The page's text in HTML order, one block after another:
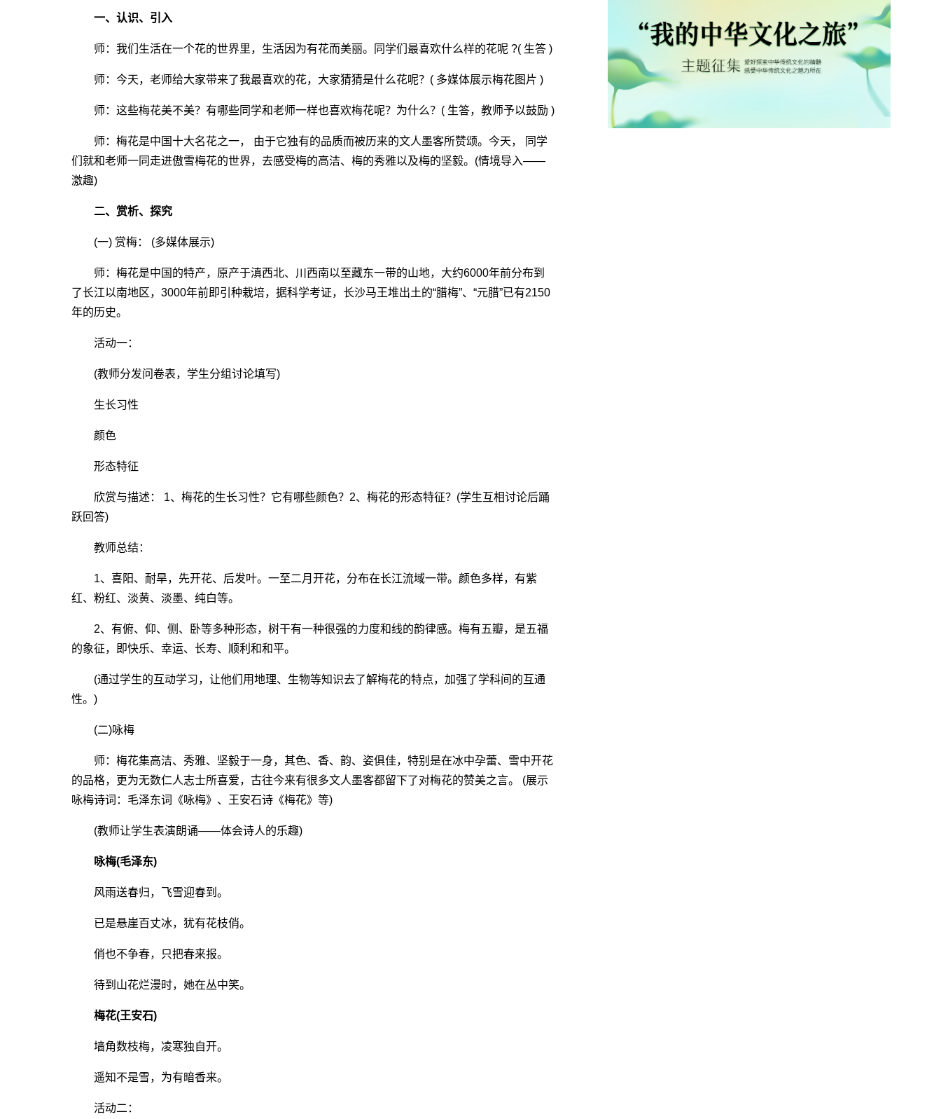
一、认识、引入
师：我们生活在一个花的世界里，生活因为有花而美丽。同学们最喜欢什么样的花呢 ?( 生答 )
师：今天，老师给大家带来了我最喜欢的花，大家猜猜是什么花呢？( 多媒体展示梅花图片 )
师：这些梅花美不美？有哪些同学和老师一样也喜欢梅花呢？为什么？( 生答，教师予以鼓励 )
师：梅花是中国十大名花之一， 由于它独有的品质而被历来的文人墨客所赞颂。今天， 同学
们就和老师一同走进傲雪梅花的世界，去感受梅的高洁、梅的秀雅以及梅的坚毅。(情境导入――
激趣)
二、赏析、探究
(一) 赏梅： (多媒体展示)
师：梅花是中国的特产，原产于滇西北、川西南以至藏东一带的山地，大约6000年前分布到
了长江以南地区，3000年前即引种栽培，据科学考证，长沙马王堆出土的“腊梅”、“元腊”已有2150
年的历史。
活动一：
(教师分发问卷表，学生分组讨论填写)
生长习性
颜色
形态特征
欣赏与描述： 1、梅花的生长习性？它有哪些颜色？2、梅花的形态特征？(学生互相讨论后踊
跃回答)
教师总结：
1、喜阳、耐旱，先开花、后发叶。一至二月开花，分布在长江流域一带。颜色多样，有紫
红、粉红、淡黄、淡墨、纯白等。
2、有俯、仰、侧、卧等多种形态，树干有一种很强的力度和线的韵律感。梅有五瓣，是五福
的象征，即快乐、幸运、长寿、顺利和和平。
(通过学生的互动学习，让他们用地理、生物等知识去了解梅花的特点，加强了学科间的互通
性。)
(二)咏梅
师：梅花集高洁、秀雅、坚毅于一身，其色、香、韵、姿俱佳，特别是在冰中孕蕾、雪中开花
的品格，更为无数仁人志士所喜爱，古往今来有很多文人墨客都留下了对梅花的赞美之言。 (展示
咏梅诗词：毛泽东词《咏梅》、王安石诗《梅花》等)
(教师让学生表演朗诵――体会诗人的乐趣)
咏梅(毛泽东)
风雨送春归，飞雪迎春到。
已是悬崖百丈冰，犹有花枝俏。
俏也不争春，只把春来报。
待到山花烂漫时，她在丛中笑。
梅花(王安石)
墙角数枝梅，凌寒独自开。
遥知不是雪，为有暗香来。
活动二：